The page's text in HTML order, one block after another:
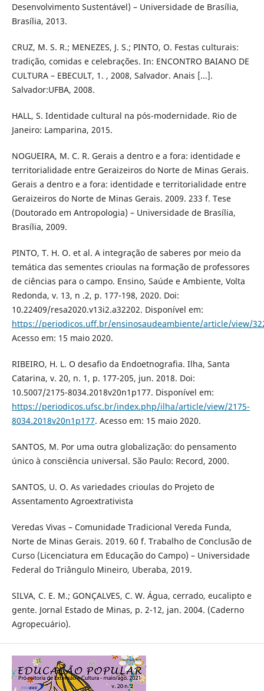
Desenvolvimento Sustentável) – Universidade de Brasília,
Brasília, 2013.
CRUZ, M. S. R.; MENEZES, J. S.; PINTO, O. Festas culturais:
tradição, comidas e celebrações. In: ENCONTRO BAIANO DE
CULTURA – EBECULT, 1. , 2008, Salvador. Anais [...].
Salvador:UFBA, 2008.
HALL, S. Identidade cultural na pós-modernidade. Rio de
Janeiro: Lamparina, 2015.
NOGUEIRA, M. C. R. Gerais a dentro e a fora: identidade e
territorialidade entre Geraizeiros do Norte de Minas Gerais.
Gerais a dentro e a fora: identidade e territorialidade entre
Geraizeiros do Norte de Minas Gerais. 2009. 233 f. Tese
(Doutorado em Antropologia) – Universidade de Brasília,
Brasília, 2009.
PINTO, T. H. O. et al. A integração de saberes por meio da
temática das sementes crioulas na formação de professores
de ciências para o campo. Ensino, Saúde e Ambiente, Volta
Redonda, v. 13, n .2, p. 177-198, 2020. Doi:
10.22409/resa2020.v13i2.a32202. Disponível em:
https://periodicos.uff.br/ensinosaudeambiente/article/view/
Acesso em: 15 maio 2020.
RIBEIRO, H. L. O desafio da Endoetnografia. Ilha, Santa
Catarina, v. 20, n. 1, p. 177-205, jun. 2018. Doi:
10.5007/2175-8034.2018v20n1p177. Disponível em:
https://periodicos.ufsc.br/index.php/ilha/article/view/2175-
8034.2018v20n1p177. Acesso em: 15 maio 2020.
SANTOS, M. Por uma outra globalização: do pensamento
único à consciência universal. São Paulo: Record, 2000.
SANTOS, U. O. As variedades crioulas do Projeto de
Assentamento Agroextrativista
Veredas Vivas – Comunidade Tradicional Vereda Funda,
Norte de Minas Gerais. 2019. 60 f. Trabalho de Conclusão de
Curso (Licenciatura em Educação do Campo) – Universidade
Federal do Triângulo Mineiro, Uberaba, 2019.
SILVA, C. E. M.; GONÇALVES, C. W. Água, cerrado, eucalipto e
gente. Jornal Estado de Minas, p. 2-12, jan. 2004. (Caderno
Agropecuário).